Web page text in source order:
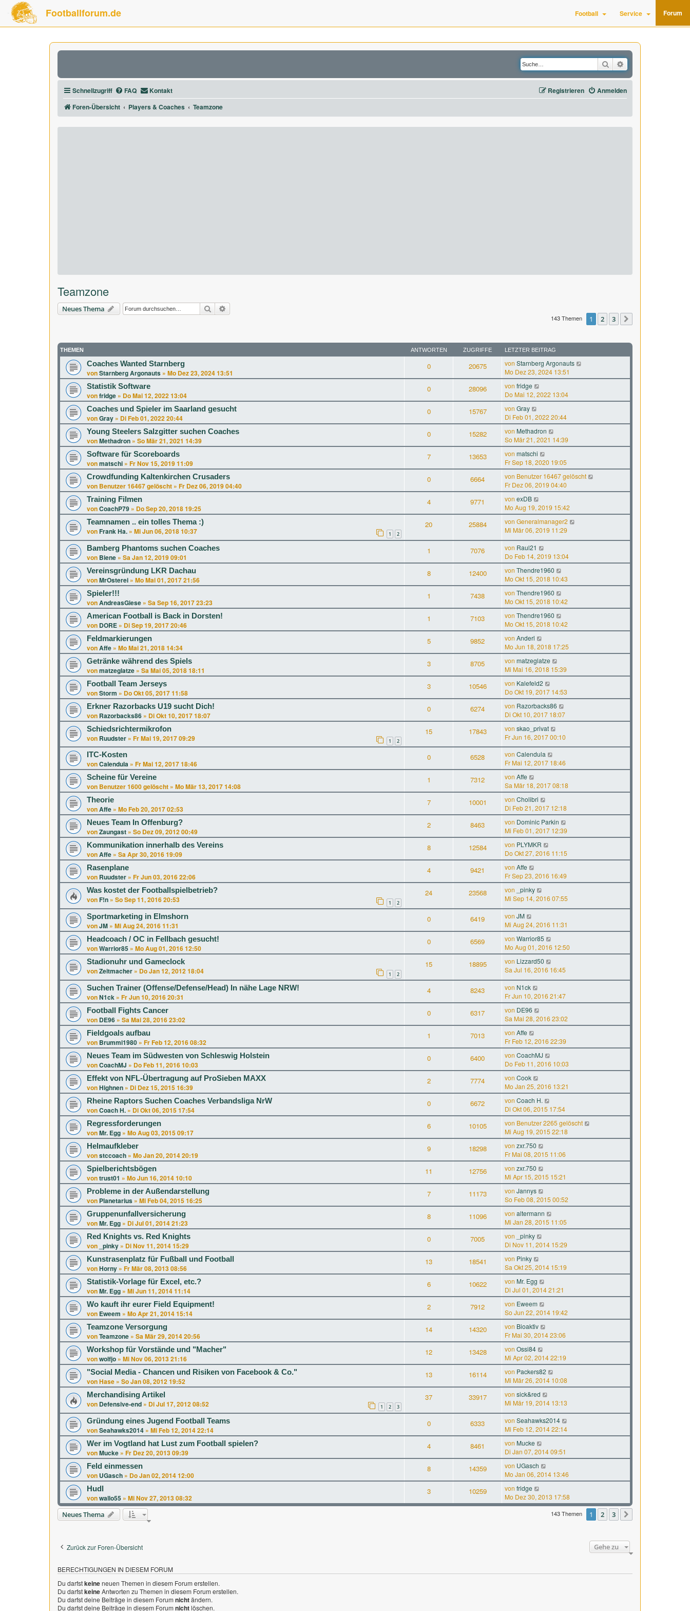
Footballforum.de Football Service Forum
Suche
Schnellzugriff FAQ Kontakt Anmelden
Registrieren
Foren-Übersicht
Players & Coaches Teamzone
Teamzone
Neues Thema Suche
143 Themen 1 2 3
THEMEN ANTWORTEN ZUGRIFFE LETZTER BEITRAG
Coaches Wanted Starnberg
vonStarnberg Argonauts » Mo Dez 23, 2024 13:51
0 20675 von Starnberg Argonauts
Mo Dez 23, 2024 13:51
Statistik Software
vonfridge » Do Mai 12, 2022 13:04
0 28096 von fridge
Do Mai 12, 2022 13:04
Coaches und Spieler im Saarland gesucht
vonGray » Di Feb 01, 2022 20:44
0 15767 von Gray
Di Feb 01, 2022 20:44
Young Steelers Salzgitter suchen Coaches
vonMethadron » So Mär 21, 2021 14:39
0 15282 von Methadron
So Mär 21, 2021 14:39
Software für Scoreboards
vonmatschi » Fr Nov 15, 2019 11:09
7 13653 von matschi
Fr Sep 18, 2020 19:05
Crowdfunding Kaltenkirchen Crusaders
von Benutzer 16467 gelöscht » Fr Dez 06, 2019 04:40
0 6664 von Benutzer 16467 gelöscht
Fr Dez 06, 2019 04:40
Training Filmen
vonCoachP79 » Do Sep 20, 2018 19:25
4 9771 von exDB
Mo Aug 19, 2019 15:42
Teamnamen .. ein tolles Thema :)
von Frank Ha. » Mi Jun 06, 2018 10:37 1 2
20 25884 von Generalmanager2
Mi Mär 06, 2019 11:29
Bamberg Phantoms suchen Coaches
von Biene » Sa Jan 12, 2019 09:01
1 7076 von Raul21
Do Feb 14, 2019 13:04
Vereinsgründung LKR Dachau
vonMrOsterei » Mo Mai 01, 2017 21:56
8 12400 von Thendre1960
Mo Okt 15, 2018 10:43
Spieler!!!
vonAndreasGiese » Sa Sep 16, 2017 23:23
1 7438 von Thendre1960
Mo Okt 15, 2018 10:42
American Football is Back in Dorsten!
von DORE » Di Sep 19, 2017 20:46
1 7103 von Thendre1960
Mo Okt 15, 2018 10:42
Feldmarkierungen
vonAffe » Mo Mai 21, 2018 14:34
5 9852 von Anderl
Mo Jun 18, 2018 17:25
Getränke während des Spiels
vonmatzeglatze » Sa Mai 05, 2018 18:11
3 8705 von matzeglatze
Mi Mai 16, 2018 15:39
Football Team Jerseys
vonStorm » Do Okt 05, 2017 11:58
3 10546 von Kalefeld2
Do Okt 19, 2017 14:53
Erkner Razorbacks U19 sucht Dich!
von Razorbacks86 » Di Okt 10, 2017 18:07
0 6274 von Razorbacks86
Di Okt 10, 2017 18:07
Schiedsrichtermikrofon
von Ruudster » Fr Mai 19, 2017 09:29 1 2
15 17843 von skao_privat
Fr Jun 16, 2017 00:10
ITC-Kosten
vonCalendula » Fr Mai 12, 2017 18:46
0 6528 von Calendula
Fr Mai 12, 2017 18:46
Scheine für Vereine
von Benutzer 1600 gelöscht » Mo Mär 13, 2017 14:08
1 7312 von Affe
Sa Mär 18, 2017 08:18
Theorie
vonAffe » Mo Feb 20, 2017 02:53
7 10001 von Cholibri
Di Feb 21, 2017 12:18
Neues Team In Offenburg?
vonZaungast » So Dez 09, 2012 00:49
2 8463 von Dominic Parkin
Mi Feb 01, 2017 12:39
Kommunikation innerhalb des Vereins
vonAffe » Sa Apr 30, 2016 19:09
8 12584 von PLYMKR
Do Okt 27, 2016 11:15
Rasenplane
von Ruudster » Fr Jun 03, 2016 22:06
4 9421 von Affe
Fr Sep 23, 2016 16:49
Was kostet der Footballspielbetrieb?
von F!n » So Sep 11, 2016 20:53 1 2
24 23568 von
_pinky
Mi Sep 14, 2016 07:55
Sportmarketing in Elmshorn
vonJM » Mi Aug 24, 2016 11:31
0 6419 von JM
Mi Aug 24, 2016 11:31
Headcoach / OC in Fellbach gesucht!
vonWarrior85 » Mo Aug 01, 2016 12:50
0 6569 von Warrior85
Mo Aug 01, 2016 12:50
Stadionuhr und Gameclock
vonZeitmacher » Do Jan 12, 2012 18:04 1 2
15 18895 von Lizzard50
Sa Jul 16, 2016 16:45
Suchen Trainer (Offense/Defense/Head) In nähe Lage NRW!
vonN1ck » Fr Jun 10, 2016 20:31
4 8243 von N1ck
Fr Jun 10, 2016 21:47
Football Fights Cancer
von DE96 » Sa Mai 28, 2016 23:02
0 6317 von DE96
Sa Mai 28, 2016 23:02
Fieldgoals aufbau
von Brummi1980 » Fr Feb 12, 2016 08:32
1 7013 von Affe
Fr Feb 12, 2016 22:39
Neues Team im Südwesten von Schleswig Holstein
vonCoachMJ » Do Feb 11, 2016 10:03
0 6400 von CoachMJ
Do Feb 11, 2016 10:03
Effekt von NFL-Übertragung auf ProSieben MAXX
vonHighnen » Di Dez 15, 2015 16:39
2 7774 von Cook
Mo Jan 25, 2016 13:21
Rheine Raptors Suchen Coaches Verbandsliga NrW
vonCoach H. » Di Okt 06, 2015 17:54
0 6672 von Coach H.
Di Okt 06, 2015 17:54
Regressforderungen
vonMr. Egg » Mo Aug 03, 2015 09:17
6 10105 von Benutzer 2265 gelöscht
Mi Aug 19, 2015 22:18
Helmaufkleber
vonstccoach » Mo Jan 20, 2014 20:19
9 18298 von zxr.750
Fr Mai 08, 2015 11:06
Spielberichtsbögen
vontrust01 » Mo Jun 16, 2014 10:10
11 12756 von zxr.750
Mi Apr 15, 2015 15:21
Probleme in der Außendarstellung
von Planetarius » Mi Feb 04, 2015 16:25
7 11173 von Jannys
So Feb 08, 2015 00:52
Gruppenunfallversicherung
vonMr. Egg » Di Jul 01, 2014 21:23
8 11096 von altermann
Mi Jan 28, 2015 11:05
Red Knights vs. Red Knights
von _pinky » Di Nov 11, 2014 15:29
0 7005 von
_pinky
Di Nov 11, 2014 15:29
Kunstrasenplatz für Fußball und Football
vonHorny » Fr Mär 08, 2013 08:56
13 18541 von Pinky
Sa Okt 25, 2014 15:19
Statistik-Vorlage für Excel, etc.?
vonMr. Egg » Mi Jun 11, 2014 11:14
6 10622 von Mr. Egg
Di Jul 01, 2014 21:21
Wo kauft ihr eurer Field Equipment!
von Eweem » Mo Apr 21, 2014 15:14
2 7912 von Eweem
So Jun 22, 2014 19:42
Teamzone Versorgung
vonTeamzone » Sa Mär 29, 2014 20:56
14 14320 von Bioaktiv
Fr Mai 30, 2014 23:06
Workshop für Vorstände und "Macher"
vonwolfjo » Mi Nov 06, 2013 21:16
12 13428 von Ossi84
Mi Apr 02, 2014 22:19
"Social Media - Chancen und Risiken von Facebook & Co."
vonHase » So Jan 08, 2012 19:52
13 16114 von Packers82
Mi Mär 26, 2014 10:08
Merchandising Artikel
von Defensive-end » Di Jul 17, 2012 08:52 1 2 3
37 33917 von sick&red
Mi Mär 19, 2014 13:13
Gründung eines Jugend Football Teams
vonSeahawks2014 » Mi Feb 12, 2014 22:14
0 6333 von Seahawks2014
Mi Feb 12, 2014 22:14
Wer im Vogtland hat Lust zum Football spielen?
vonMucke » Fr Dez 20, 2013 09:39
4 8461 von Mucke
Di Jan 07, 2014 09:51
Feld einmessen
von UGasch » Do Jan 02, 2014 12:00
8 14359 von UGasch
Mo Jan 06, 2014 13:46
Hudl
vonwallo55 » Mi Nov 27, 2013 08:32
3 10259 von fridge
Mo Dez 30, 2013 17:58
Neues Thema 143 Themen 1 2 3
Zurück zur Foren-Übersicht Gehe zu
BERECHTIGUNGEN IN DIESEM FORUM
Du darfstkeineneuen Themen in diesem Forum erstellen.
Du darfstkeineAntworten zu Themen in diesem Forum erstellen.
Du darfst deine Beiträge in diesem Forumnichtändern.
Du darfst deine Beiträge in diesem Forumnichtlöschen.